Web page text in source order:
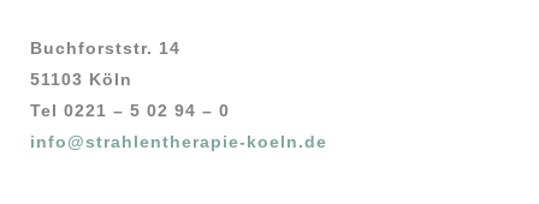
Buchforststr. 14
51103 Köln
Tel 0221 – 5 02 94 – 0
info@strahlentherapie-koeln.de